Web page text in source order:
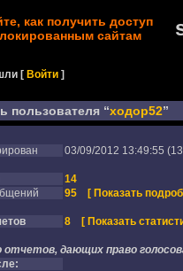
как получить доступ
сайтам
[Войти ]
пользователя “ходор52”
03/09/2012 13:49:55
14
95 [ Показать
8 [ Показать
отчетов, дающих право